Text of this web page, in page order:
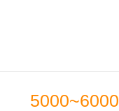
5000~6000